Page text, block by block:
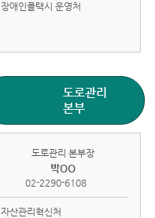
장애인콜택시 운영처
도로관리
본부
도로관리 본부장
박OO
02-2290-6108
자산관리혁신처